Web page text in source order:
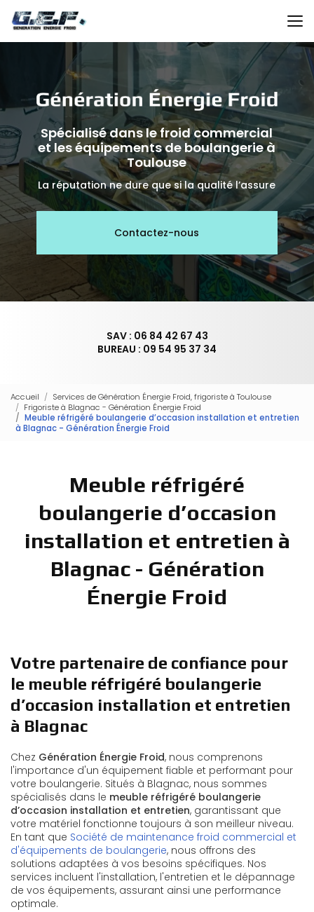
au
contenu
principal
Spécialisé dans le froid commercial
et les équipements de boulangerie à
Toulouse
La réputation ne dure que si la qualité l’assure
Contactez-nous
SAV : 06 84 42 67 43
BUREAU : 09 54 95 37 34
Accueil
Services de Génération Énergie Froid, frigoriste à Toulouse
Frigoriste à Blagnac - Génération Énergie Froid
Meuble réfrigéré boulangerie d’occasion installation et entretien
à Blagnac - Génération Énergie Froid
Meuble réfrigéré
boulangerie d’occasion
installation et entretien à
Blagnac - Génération
Énergie Froid
Votre partenaire de confiance pour
le meuble réfrigéré boulangerie
d’occasion installation et entretien
à Blagnac
Chez Génération Énergie Froid, nous comprenons
l'importance d'un équipement fiable et performant pour
votre boulangerie. Situés à Blagnac, nous sommes
spécialisés dans le meuble réfrigéré boulangerie
d’occasion installation et entretien, garantissant que
votre matériel fonctionne toujours à son meilleur niveau.
En tant que Société de maintenance froid commercial et
d'équipements de boulangerie, nous offrons des
solutions adaptées à vos besoins spécifiques. Nos
services incluent l'installation, l'entretien et le dépannage
de vos équipements, assurant ainsi une performance
optimale.